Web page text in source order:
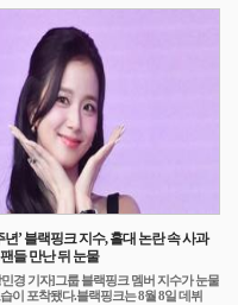
년’ 블랙핑크 지수, 홀대 논란 속 사과
들 만난 뒤 눈물
경 기자]그룹 블랙핑크 멤버 지수가 눈물
이 포착됐다.블랙핑크는 8월 8일 데뷔